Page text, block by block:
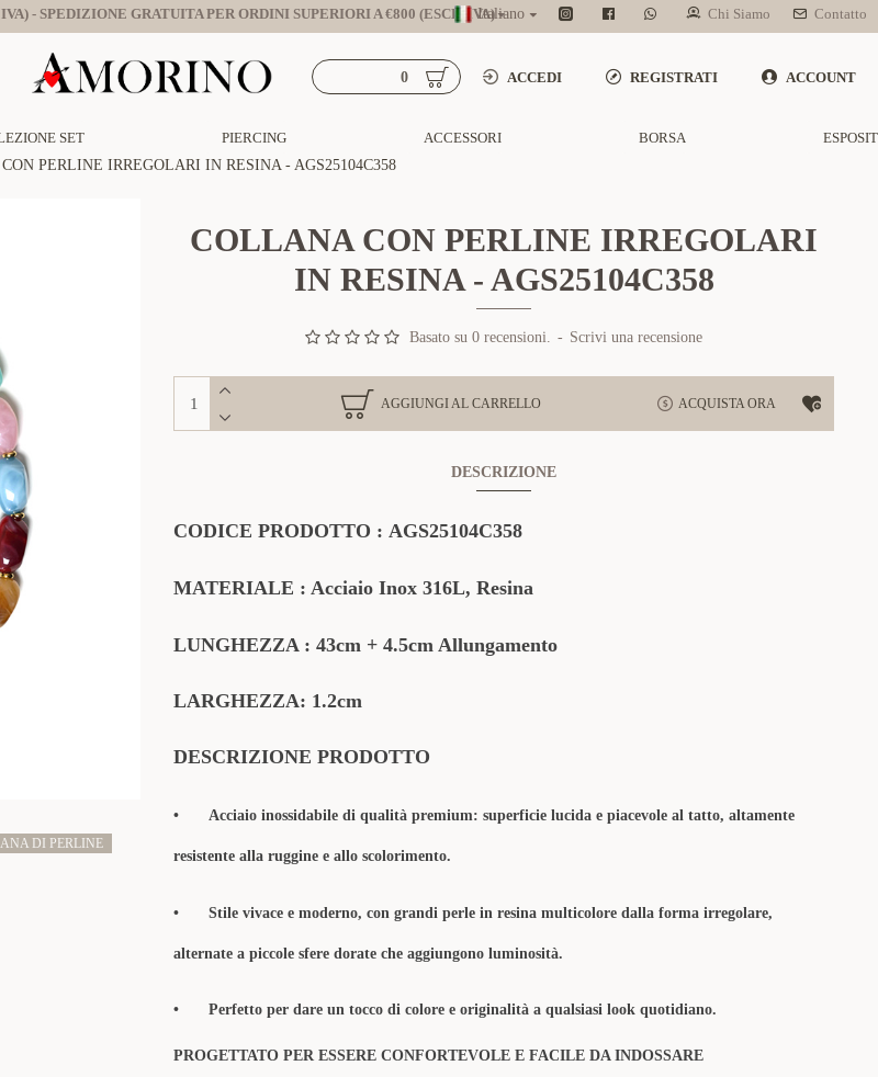
- SPEDIZIONE GRATUITA PER ORDINI SUPERIORI A €800 (ESCL. IVA)Italiano Chi Siamo Contatto
ACCEDI REGISTRATI ACCOUNT
0
SET PIERCING ACCESSORI BORSA
PERLINE IRREGOLARI IN RESINA - AGS25104C358
DI PERLINE
COLLANA CON PERLINE IRREGOLARI
IN RESINA - AGS25104C358
Basato su 0 recensioni. - Scrivi una recensione
AGGIUNGI AL CARRELLO ACQUISTA ORA
DESCRIZIONE
CODICE PRODOTTO : AGS25104C358
MATERIALE : Acciaio Inox 316L, Resina
LUNGHEZZA : 43cm + 4.5cm Allungamento
LARGHEZZA: 1.2cm
DESCRIZIONE PRODOTTO
• Acciaio inossidabile di qualità premium: superficie lucida e piacevole al tatto, altamente
resistente alla ruggine e allo scolorimento.
• Stile vivace e moderno, con grandi perle in resina multicolore dalla forma irregolare,
alternate a piccole sfere dorate che aggiungono luminosità.
• Perfetto per dare un tocco di colore e originalità a qualsiasi look quotidiano.
PROGETTATO PER ESSERE CONFORTEVOLE E FACILE DA INDOSSARE